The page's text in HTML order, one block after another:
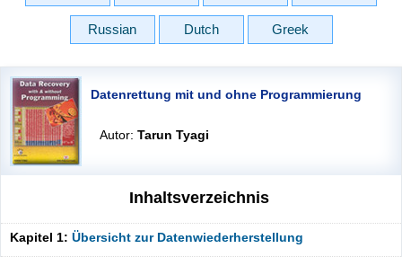
Russian Dutch Greek
Datenrettung mit und ohne Programmierung
Autor: Tarun Tyagi
Inhaltsverzeichnis
Kapitel 1: Übersicht zur Datenwiederherstellung